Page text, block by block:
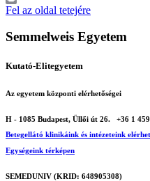
Print
Fel az oldal tetejére
Semmelweis Egyetem
Kutató-Elitegyetem
Az egyetem központi elérhetőségei
H - 1085 Budapest, Üllői út 26.
+36 1
Betegellátó klinikáink és intézeteink
Egységeink térképen
SEMEDUNIV (KRID: 648905308)